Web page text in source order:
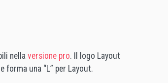
nella versione pro. Il logo Layout
forma una “L” per Layout.